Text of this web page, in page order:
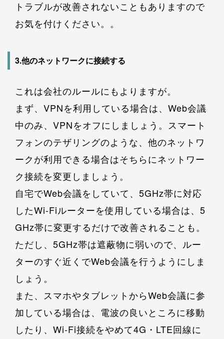
トラブルが改善されないこともありますので
お気を付けください。。
3.他のネットワークに接続する
これは会社のルールにもよりますが。
まず、VPNを利用している場合は、Web会議
中のみ、VPNをオフにしましょう。スマート
フォンのテザリングのような、他のネットワ
ークが利用できる場合はそちらにネットワー
ク接続を変更しましょう。
自宅でWeb会議をしていて、5GHz帯に対応
したWi-Fiルーターを使用している場合は、5
GHz帯に変更するだけで改善されることも。
ただし、5GHz帯は遮蔽物に弱いので、ルー
ターのすぐ近くでWeb会議を行うようにしま
しょう。
また、スマホやタブレットからWeb会議に参
加している場合は、電波の良いところに移動
したり、Wi-Fi接続をやめて4G・LTE回線に